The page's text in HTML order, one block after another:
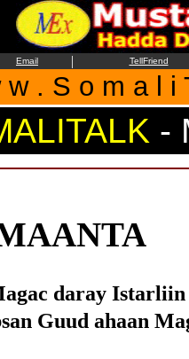
Email | TellFriend
w . S o m a l i
-
daray
Guud ahaan